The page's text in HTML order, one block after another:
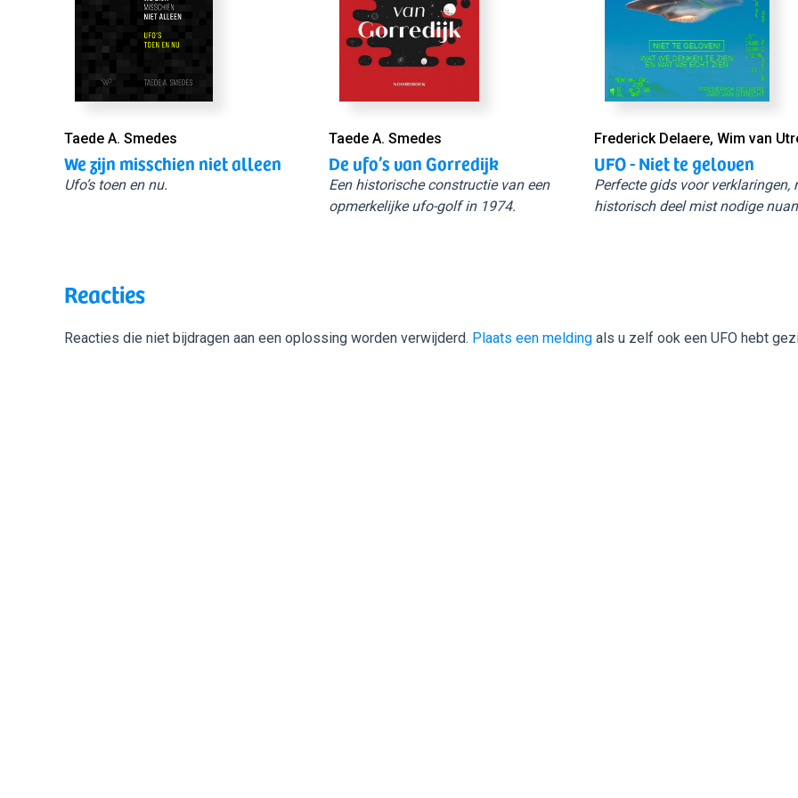
Taede A. Smedes
We zijn misschien niet alleen
Ufo’s toen en nu.
Taede A. Smedes
De ufo’s van Gorredijk
Een historische constructie van een
opmerkelijke ufo-golf in 1974.
Frederick Delaere, Wim van
UFO - Niet te geloven
Perfecte gids voor verklaringen,
historisch deel mist nodige
Reacties
Reacties die niet bijdragen aan een oplossing worden verwijderd. Plaats een melding als u zelf ook een UFO hebt